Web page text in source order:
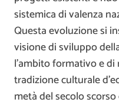
sistemica di valenza
Questa evoluzione si
visione di sviluppo
l’ambito formativo e
tradizione culturale
metà del secolo